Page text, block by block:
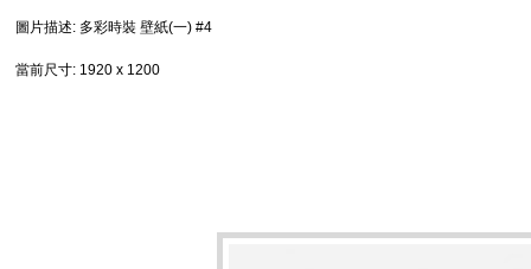
圖片描述: 多彩時裝 壁紙(一) #4
當前尺寸: 1920 x 1200